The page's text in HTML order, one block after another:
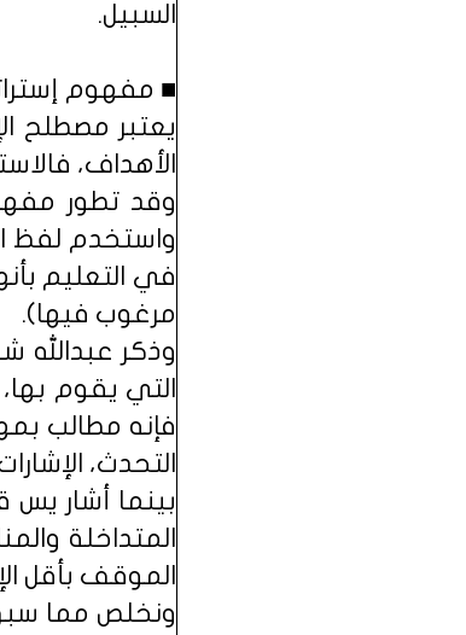
السبيل.
■ مفهوم
يعتبر مصطلح
الأهداف،
وقد تطور
واستخدم لفظ
في التعليم
مرغوب فيها).
وذكر عبدالله
التي يقوم
فإنه مطالب
التحدث،
بينما أشار يس
المتداخلة
الموقف بأقل
ونخلص مما